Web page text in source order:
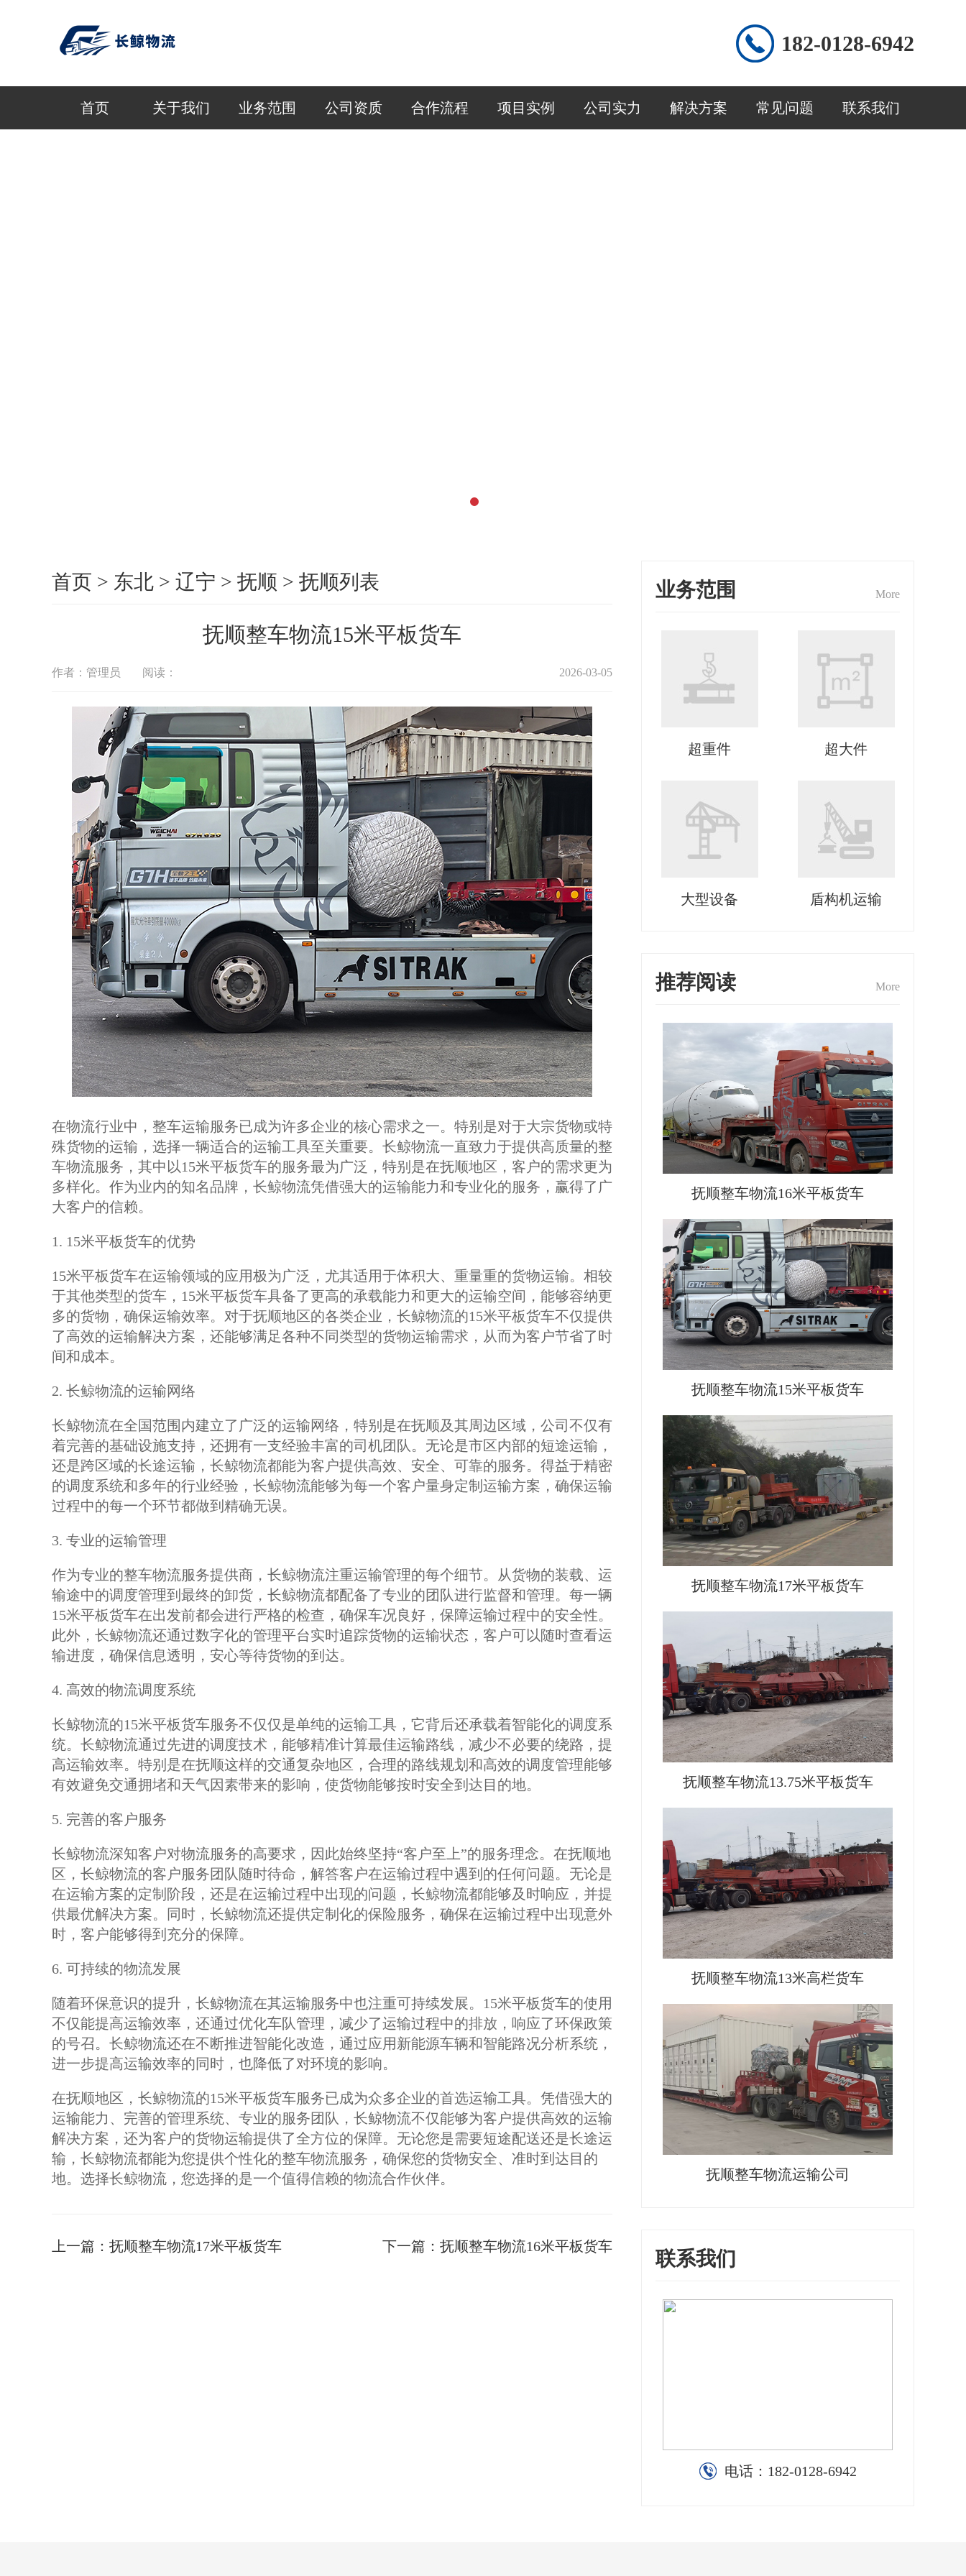
182-0128-6942
首页 关于我们 业务范围 公司资质 合作流程 项目实例 公司实力 解决方案 常见问题 联系我们
首页 > 东北 > 辽宁 > 抚顺 > 抚顺列表
抚顺整车物流15米平板货车
作者：管理员 阅读： 2026-03-05
在物流行业中，整车运输服务已成为许多企业的核心需求之一。特别是对于大宗货物或特
殊货物的运输，选择一辆适合的运输工具至关重要。长鲸物流一直致力于提供高质量的整
车物流服务，其中以15米平板货车的服务最为广泛，特别是在抚顺地区，客户的需求更为
多样化。作为业内的知名品牌，长鲸物流凭借强大的运输能力和专业化的服务，赢得了广
大客户的信赖。
1. 15米平板货车的优势
15米平板货车在运输领域的应用极为广泛，尤其适用于体积大、重量重的货物运输。相较
于其他类型的货车，15米平板货车具备了更高的承载能力和更大的运输空间，能够容纳更
多的货物，确保运输效率。对于抚顺地区的各类企业，长鲸物流的15米平板货车不仅提供
了高效的运输解决方案，还能够满足各种不同类型的货物运输需求，从而为客户节省了时
间和成本。
2. 长鲸物流的运输网络
长鲸物流在全国范围内建立了广泛的运输网络，特别是在抚顺及其周边区域，公司不仅有
着完善的基础设施支持，还拥有一支经验丰富的司机团队。无论是市区内部的短途运输，
还是跨区域的长途运输，长鲸物流都能为客户提供高效、安全、可靠的服务。得益于精密
的调度系统和多年的行业经验，长鲸物流能够为每一个客户量身定制运输方案，确保运输
过程中的每一个环节都做到精确无误。
3. 专业的运输管理
作为专业的整车物流服务提供商，长鲸物流注重运输管理的每个细节。从货物的装载、运
输途中的调度管理到最终的卸货，长鲸物流都配备了专业的团队进行监督和管理。每一辆
15米平板货车在出发前都会进行严格的检查，确保车况良好，保障运输过程中的安全性。
此外，长鲸物流还通过数字化的管理平台实时追踪货物的运输状态，客户可以随时查看运
输进度，确保信息透明，安心等待货物的到达。
4. 高效的物流调度系统
长鲸物流的15米平板货车服务不仅仅是单纯的运输工具，它背后还承载着智能化的调度系
统。长鲸物流通过先进的调度技术，能够精准计算最佳运输路线，减少不必要的绕路，提
高运输效率。特别是在抚顺这样的交通复杂地区，合理的路线规划和高效的调度管理能够
有效避免交通拥堵和天气因素带来的影响，使货物能够按时安全到达目的地。
5. 完善的客户服务
长鲸物流深知客户对物流服务的高要求，因此始终坚持“客户至上”的服务理念。在抚顺地
区，长鲸物流的客户服务团队随时待命，解答客户在运输过程中遇到的任何问题。无论是
在运输方案的定制阶段，还是在运输过程中出现的问题，长鲸物流都能够及时响应，并提
供最优解决方案。同时，长鲸物流还提供定制化的保险服务，确保在运输过程中出现意外
时，客户能够得到充分的保障。
6. 可持续的物流发展
随着环保意识的提升，长鲸物流在其运输服务中也注重可持续发展。15米平板货车的使用
不仅能提高运输效率，还通过优化车队管理，减少了运输过程中的排放，响应了环保政策
的号召。长鲸物流还在不断推进智能化改造，通过应用新能源车辆和智能路况分析系统，
进一步提高运输效率的同时，也降低了对环境的影响。
在抚顺地区，长鲸物流的15米平板货车服务已成为众多企业的首选运输工具。凭借强大的
运输能力、完善的管理系统、专业的服务团队，长鲸物流不仅能够为客户提供高效的运输
解决方案，还为客户的货物运输提供了全方位的保障。无论您是需要短途配送还是长途运
输，长鲸物流都能为您提供个性化的整车物流服务，确保您的货物安全、准时到达目的
地。选择长鲸物流，您选择的是一个值得信赖的物流合作伙伴。
上一篇： 抚顺整车物流17米平板货车 下一篇： 抚顺整车物流16米平板货车
业务范围 More
超重件 超大件
大型设备 盾构机运输
推荐阅读 More
抚顺整车物流16米平板货车
抚顺整车物流15米平板货车
抚顺整车物流17米平板货车
抚顺整车物流13.75米平板货车
抚顺整车物流13米高栏货车
抚顺整车物流运输公司
联系我们
电话： 182-0128-6942